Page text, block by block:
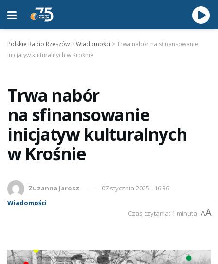
Polskie Radio Rzeszów >Wiadomości >Trwa nabór na sfinansowanie
inicjatyw kulturalnych w Krośnie
Trwa nabór
na sfinansowanie
inicjatyw kulturalnych
w Krośnie
Zuzanna Jarosz
07 stycznia 2025 - 16:36
Wiadomości
Czas czytania: 1 minuta AA